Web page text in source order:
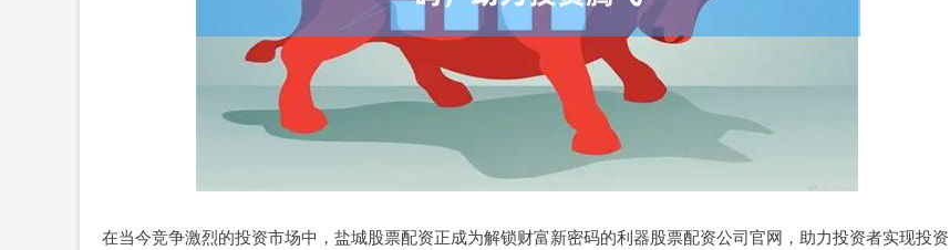
在当今竞争激烈的投资市场中，盐城股票配资正成为解锁财富新密码的利器股票配资公司官网，助力投资者实现投资